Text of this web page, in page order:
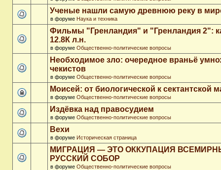
Ученые нашли самую древнюю реку в
в форуме Наука и техника
Фильмы "Гренландия" и "Гренландия 2":
12.8К л.н.
в форуме Общественно-политические вопросы
Необходимое зло: очередное враньё
чекистов
в форуме Общественно-политические вопросы
Моисей: от биологической к сектантской
в форуме Общественно-политические вопросы
Издёвка над правосудием
в форуме Общественно-политические вопросы
Вехи
в форуме Историческая страница
МИГРАЦИЯ — ЭТО ОККУПАЦИЯ
РУССКИЙ СОБОР
в форуме Общественно-политические вопросы